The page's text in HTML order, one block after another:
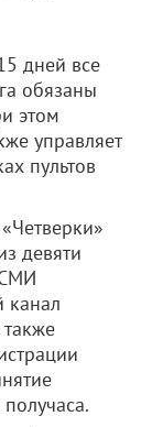
дней все
обязаны
этом
управляет
пультов
девяти
канал